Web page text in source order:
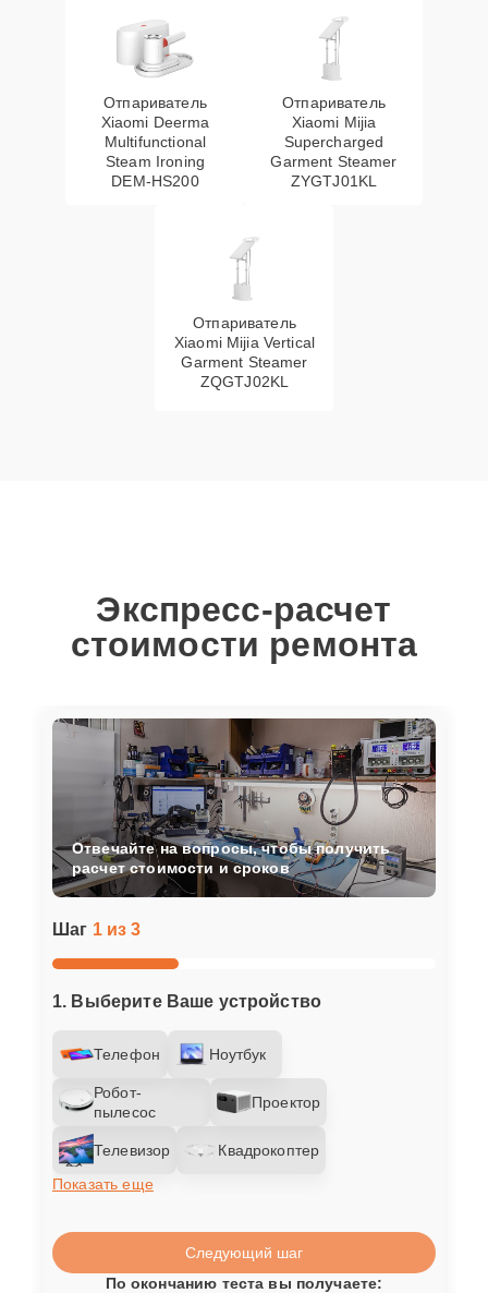
Отпариватель
Xiaomi Deerma
Multifunctional
Steam Ironing
DEM-HS200
Отпариватель
Xiaomi Mijia
Supercharged
Garment Steamer
ZYGTJ01KL
Отпариватель
Xiaomi Mijia Vertical
Garment Steamer
ZQGTJ02KL
Экспресс-расчет
стоимости ремонта
Шаг 1 из 3
1. Выберите Ваше устройство
Телефон Ноутбук
Робот-
пылесос
Проектор
Телевизор
Квадрокоптер
Показать еще
Отвечайте на вопросы, чтобы получить
расчет стоимости и сроков
Следующий шаг
По окончанию теста вы получаете: